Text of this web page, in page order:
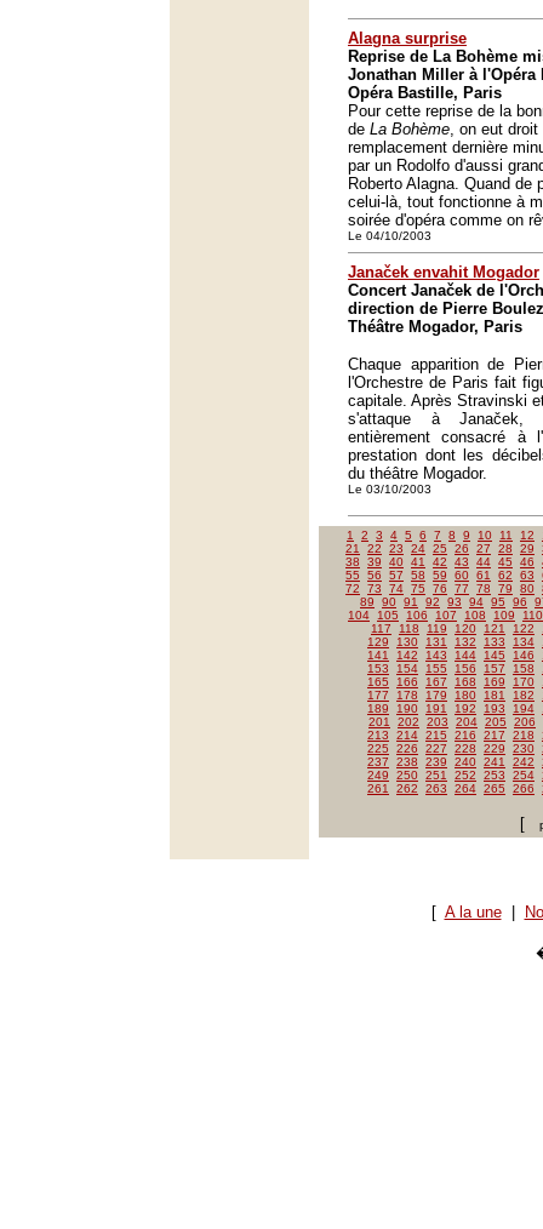
Alagna surprise
Reprise de La Bohème
Jonathan Miller à l'Opéra
Opéra Bastille, Paris
Pour cette reprise de la
de La Bohème, on eut
remplacement dernière
par un Rodolfo d'aussi
Roberto Alagna. Quand de
celui-là, tout fonctionne à
soirée d'opéra comme on
Le 04/10/2003
Janaček envahit Mogador
Concert Janaček de
direction de Pierre
Théâtre Mogador, Paris
Chaque apparition de
l'Orchestre de Paris fait
capitale. Après Stravinski
s'attaque à Janaček,
entièrement consacré à
prestation dont les
du théâtre Mogador.
Le 03/10/2003
1 2 3 4 5 6 7 8 9 10 11 12
21
22 23 24 25 26 27 28 29
38
39 40 41 42 43 44 45 46
55
56 57 58 59 60 61 62 63
72
73 74 75 76 77 78 79 80
89
90 91 92 93 94 95 96
104
105 106 107 108 109
110
117
118 119 120 121 122
129
130 131 132 133 134
141
142 143 144 145 146
153
154 155 156 157 158
165
166 167 168 169 170
177
178 179 180 181 182
189
190 191 192 193 194
201
202 203 204 205
206
213
214 215 216 217 218
225
226 227 228 229 230
237
238 239 240 241 242
249
250 251 252 253 254
261
262 263 264 265 266
[
[ A la une|